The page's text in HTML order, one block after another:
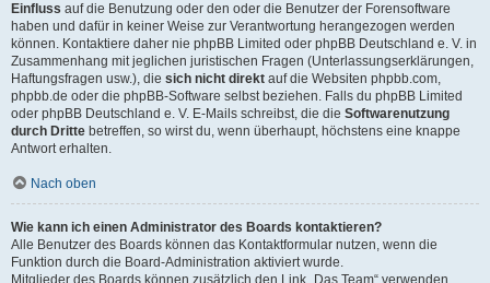
Einfluss auf die Benutzung oder den oder die Benutzer der Forensoftware
haben und dafür in keiner Weise zur Verantwortung herangezogen werden
können. Kontaktiere daher nie phpBB Limited oder phpBB Deutschland e. V. in
Zusammenhang mit jeglichen juristischen Fragen (Unterlassungserklärungen,
Haftungsfragen usw.), die sich nicht direkt auf die Websiten phpbb.com,
phpbb.de oder die phpBB-Software selbst beziehen. Falls du phpBB Limited
oder phpBB Deutschland e. V. E-Mails schreibst, die die Softwarenutzung
durch Dritte betreffen, so wirst du, wenn überhaupt, höchstens eine knappe
Antwort erhalten.
Nach oben
Wie kann ich einen Administrator des Boards kontaktieren?
Alle Benutzer des Boards können das Kontaktformular nutzen, wenn die
Funktion durch die Board-Administration aktiviert wurde.
Mitglieder des Boards können zusätzlich den Link „Das Team“ verwenden.